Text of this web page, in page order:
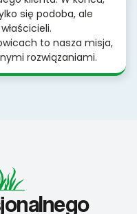
się podoba, ale
to nasza misja,
rozwiązaniami.